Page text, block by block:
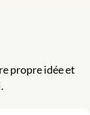
propre idée et